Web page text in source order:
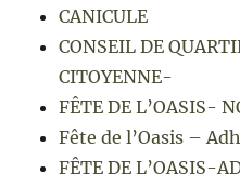
CANICULE
CONSEIL DE
CITOYENNE-
FÊTE DE L’OASIS-
Fête de l’Oasis –
FÊTE DE L’OASIS-